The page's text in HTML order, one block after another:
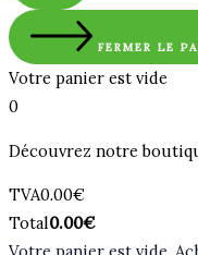
FERMER LE
Votre panier est vide
0
Découvrez notre
Montant
de
la
TVA0.00€
Total
du
Total0.00€